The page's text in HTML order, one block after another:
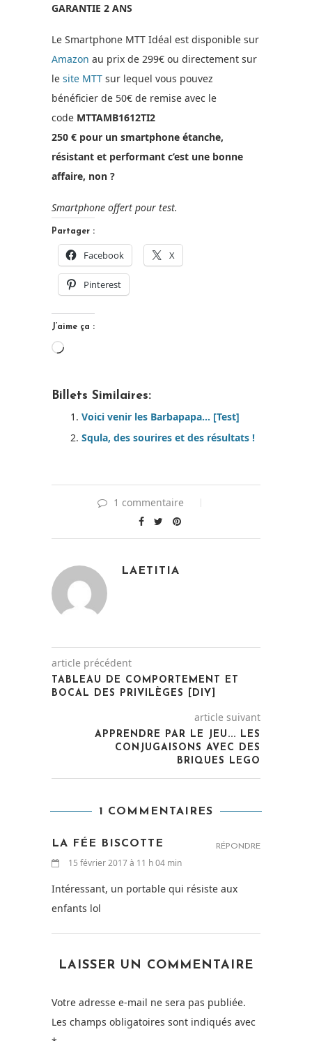
GARANTIE 2 ANS
Le Smartphone MTT Idéal est disponible sur
Amazon au prix de 299€ ou directement sur
le site MTT sur lequel vous pouvez
bénéficier de 50€ de remise avec le
code MTTAMB1612TI2
250 € pour un smartphone étanche,
résistant et performant c’est une bonne
affaire, non ?
Smartphone offert pour test.
Partager :
Facebook X
Pinterest
J’aime ça :
Chargement…
Billets Similaires:
Voici venir les Barbapapa… [Test]
Squla, des sourires et des résultats !
1 commentaire
LAETITIA
article précédent
TABLEAU DE COMPORTEMENT ET
BOCAL DES PRIVILÈGES [DIY]
article suivant
APPRENDRE PAR LE JEU... LES
CONJUGAISONS AVEC DES
BRIQUES LEGO
1 COMMENTAIRES
LA FÉE BISCOTTE
15 février 2017 à 11 h 04 min
Intéressant, un portable qui résiste aux
enfants lol
RÉPONDRE
LAISSER UN COMMENTAIRE
Votre adresse e-mail ne sera pas publiée.
Les champs obligatoires sont indiqués avec